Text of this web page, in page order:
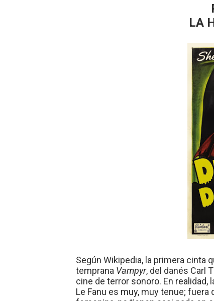
LA
Según Wikipedia, la primera cinta
temprana Vampyr, del danés Carl
cine de terror sonoro. En realidad,
Le Fanu es muy, muy tenue;